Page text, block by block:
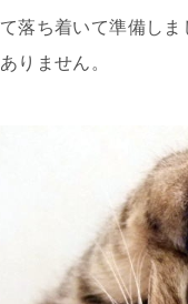
落ち着いて準備しま
りません。